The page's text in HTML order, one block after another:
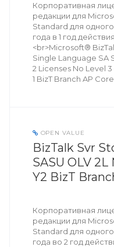
Корпоративная
редакции для
Standard для
года в 1 год
<br>Microsoft®
Single Language SA
2 Licenses No Level
1 BizT Branch AP Core
OPEN VALUE
BizTalk Svr
SASU OLV 2L
Y2 BizT
Корпоративная
редакции для
Standard для
года во 2 год